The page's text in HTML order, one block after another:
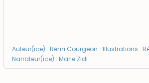
Auteur(ice) : Rémi Courgeon -Illustrations :
Narrateur(ice) : Marie Zidi